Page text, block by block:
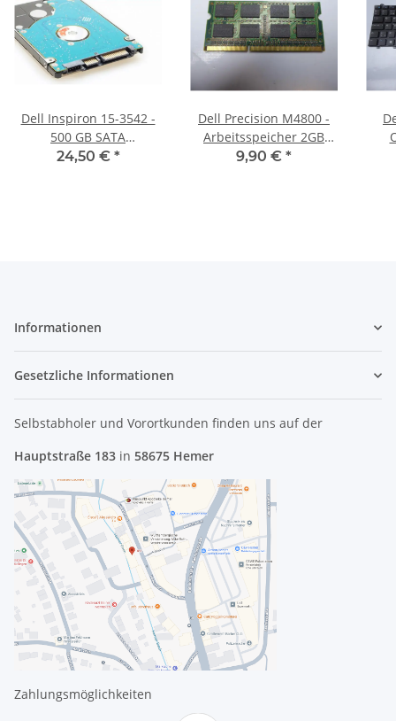
Dell Inspiron 15-3542 -
500 GB SATA
HDD/Festplatte
24,50 € *
Dell Precision M4800 -
Arbeitsspeicher 2GB
RAM Memory DDR3
9,90 € *
Informationen
Gesetzliche Informationen
Selbstabholer und Vorortkunden finden uns auf der
Hauptstraße 183 in 58675 Hemer
Zahlungsmöglichkeiten